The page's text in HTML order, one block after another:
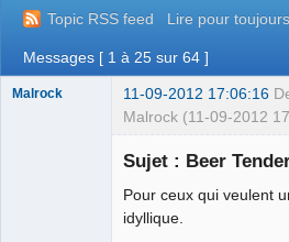
Topic RSS feed Lire pour toujours
Messages [ 1 à 25 sur 64 ]
Malrock 11-09-2012 17:06:16
Malrock (11-09-2012
Sujet : Beer
Pour ceux qui veulent
idyllique.